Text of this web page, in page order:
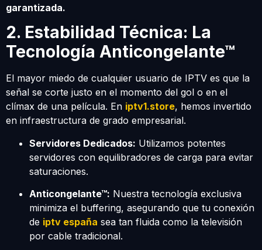
garantizada.
2. Estabilidad Técnica: La
Tecnología Anticongelante™
El mayor miedo de cualquier usuario de IPTV es que la
señal se corte justo en el momento del gol o en el
clímax de una película. En iptv1.store, hemos invertido
en infraestructura de grado empresarial.
Servidores Dedicados: Utilizamos potentes
servidores con equilibradores de carga para evitar
saturaciones.
Anticongelante™: Nuestra tecnología exclusiva
minimiza el buffering, asegurando que tu conexión
de iptv españa sea tan fluida como la televisión
por cable tradicional.